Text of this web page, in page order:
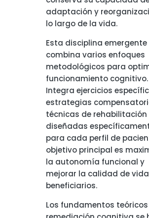
adaptación y
lo largo de la vida.
Esta disciplina emergente
combina varios enfoques
metodológicos para
funcionamiento cognitivo.
Integra ejercicios
estrategias
técnicas de rehabilitación
diseñadas
para cada perfil de
objetivo principal es
la autonomía funcional y
mejorar la calidad de
beneficiarios.
Los fundamentos